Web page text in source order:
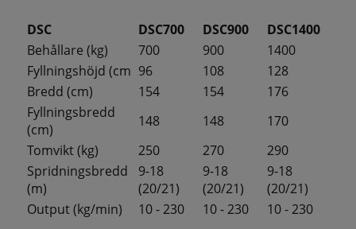
DSC DSC700 DSC900
DSC1400
Behållare (kg)
700 900
1400
Fyllningshöjd (cm 96 108
128
Bredd (cm)
154 154
176
Fyllningsbredd
(cm)
148 148
170
Tomvikt (kg)
250 270
290
Spridningsbredd
(m)
9-18
(20/21)
9-18
(20/21)
9-18
(20/21)
Output (kg/min)
10 - 230 10 - 230 10 - 230